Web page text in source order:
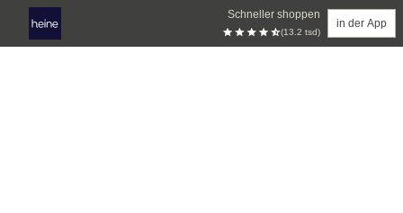
Schneller shoppen
(13.2 tsd)
in der App